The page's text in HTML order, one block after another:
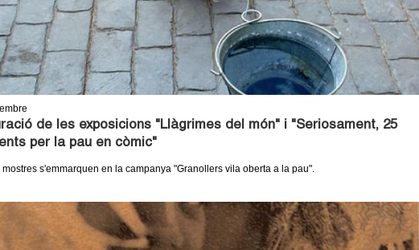
de les exposicions "Llàgrimes del món" i "Seriosament, 25
per la pau en còmic"
mostres s'emmarquen en la campanya "Granollers vila oberta a la pau".